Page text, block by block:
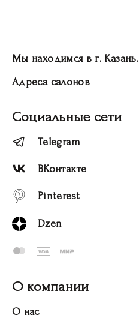
Мы находимся в г. Казань.
Адреса салонов
Социальные сети
Telegram
ВКонтакте
Pinterest
Dzen
О компании
О нас